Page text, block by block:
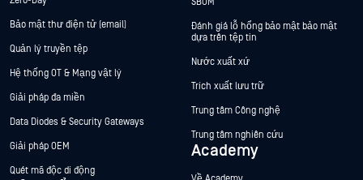
Bảo mật thư điện tử (email)
Quản lý truyền tệp
Hệ thống OT & Mạng vật lý
Giải pháp đa miền
Data Diodes & Security Gateways
Giải pháp OEM
Quét mã độc di động
Đánh giá lỗ hổng bảo mật bảo mật
dựa trên tệp tin
Nước xuất xứ
Trích xuất lưu trữ
Trung tâm Công nghệ
Trung tâm nghiên cứu
Academy